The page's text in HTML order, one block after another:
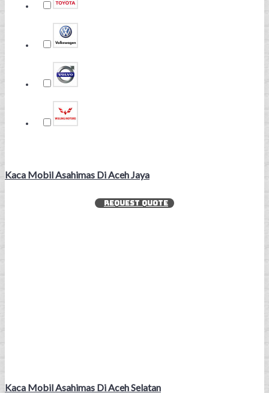
Kaca Mobil Asahimas Di Aceh Jaya
REQUEST QUOTE
Kaca Mobil Asahimas Di Aceh Selatan